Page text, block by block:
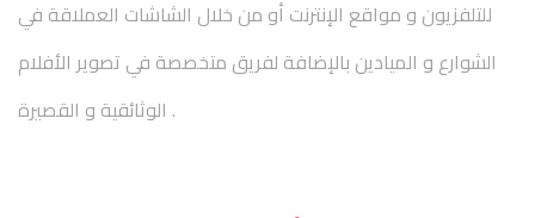
للتلفزيون و مواقع الإنترنت أو من خلال الشاشات العملاقة في
الشوارع و الميادين بالإضافة لفريق متخصصة في تصوير الأفلام
الوثائقية و القصيرة .